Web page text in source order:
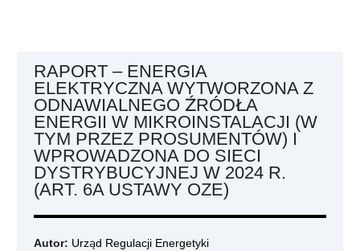
RAPORT – ENERGIA
ELEKTRYCZNA WYTWORZONA Z
ODNAWIALNEGO ŹRÓDŁA
ENERGII W MIKROINSTALACJI (W
TYM PRZEZ PROSUMENTÓW) I
WPROWADZONA DO SIECI
DYSTRYBUCYJNEJ W 2024 R.
(ART. 6A USTAWY OZE)
Autor: Urząd Regulacji Energetyki